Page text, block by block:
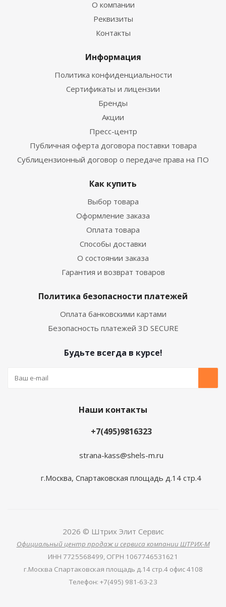
О компании
Реквизиты
Контакты
Информация
Политика конфиденциальности
Сертификаты и лицензии
Бренды
Акции
Пресс-центр
Публичная оферта договора поставки товара
Сублицензионный договор о передаче права на ПО
Как купить
Выбор товара
Оформление заказа
Оплата товара
Способы доставки
О состоянии заказа
Гарантия и возврат товаров
Политика безопасности платежей
Оплата банковскими картами
Безопасность платежей 3D SECURE
Будьте всегда в курсе!
Наши контакты
+7(495)9816323
strana-kass@shels-m.ru
г.Москва, Спартаковская площадь д.14 стр.4
2026 © Штрих Элит Сервис
Официальный центр продаж и сервиса компании ШТРИХ-М
ИНН 7725568499, ОГРН 1067746531621
г.Москва Спартаковская площадь д.14 стр.4 офис 4108
Телефон: +7(495) 981-63-23